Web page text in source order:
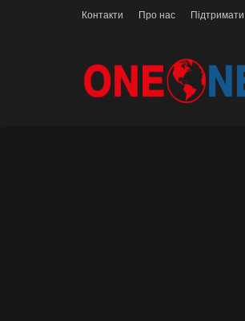
Контакти Про нас